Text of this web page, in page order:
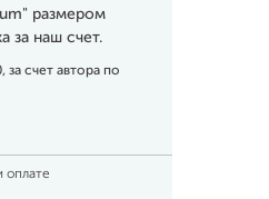
размером
за наш счет.
за счет автора по
оплате